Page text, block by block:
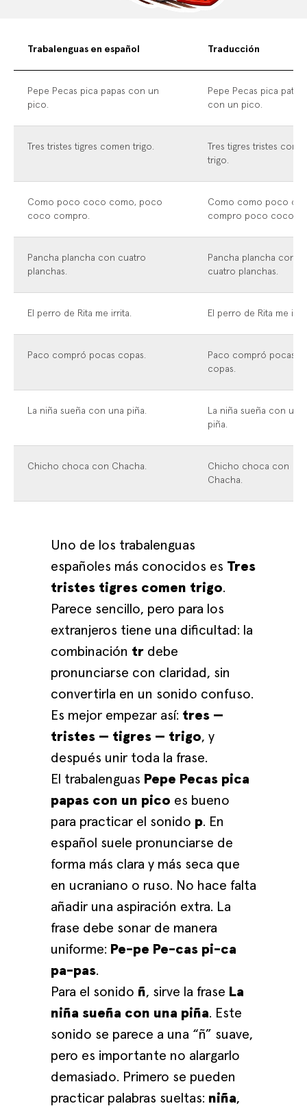
Trabalenguas en español Traducción
Pepe Pecas pica papas con un
pico.
Pepe Pecas pica
con un pico.
Tres tristes tigres comen trigo.
Tres tigres tristes
trigo.
Como poco coco como, poco
coco compro.
Como como poco
compro poco coco.
Pancha plancha con cuatro
planchas.
Pancha plancha con
cuatro planchas.
El perro de Rita me irrita. El perro de Rita me
Paco compró pocas copas.
Paco compró pocas
copas.
La niña sueña con una piña.
La niña sueña con una
piña.
Chicho choca con Chacha.
Chicho choca con
Chacha.
Uno de los trabalenguas
españoles más conocidos es Tres
tristes tigres comen trigo.
Parece sencillo, pero para los
extranjeros tiene una dificultad: la
combinación tr debe
pronunciarse con claridad, sin
convertirla en un sonido confuso.
Es mejor empezar así: tres —
tristes — tigres — trigo, y
después unir toda la frase.
El trabalenguas Pepe Pecas pica
papas con un pico es bueno
para practicar el sonido p. En
español suele pronunciarse de
forma más clara y más seca que
en ucraniano o ruso. No hace falta
añadir una aspiración extra. La
frase debe sonar de manera
uniforme: Pe-pe Pe-cas pi-ca
pa-pas.
Para el sonido ñ, sirve la frase La
niña sueña con una piña. Este
sonido se parece a una “ñ” suave,
pero es importante no alargarlo
demasiado. Primero se pueden
practicar palabras sueltas: niña,